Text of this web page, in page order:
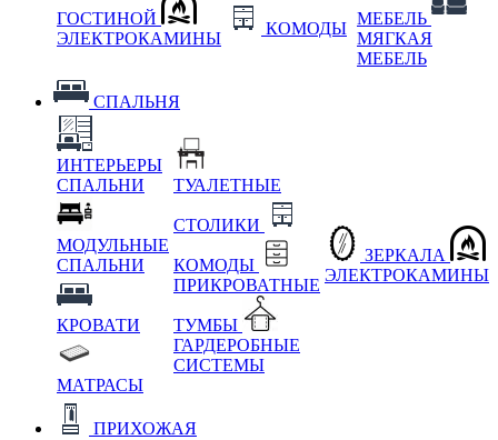
ГОСТИНОЙ
ЭЛЕКТРОКАМИНЫ
КОМОДЫ
МЕБЕЛЬ
МЯГКАЯ
МЕБЕЛЬ
СПАЛЬНЯ
ИНТЕРЬЕРЫ
СПАЛЬНИ
МОДУЛЬНЫЕ
СПАЛЬНИ
КРОВАТИ
МАТРАСЫ
ТУАЛЕТНЫЕ
СТОЛИКИ
КОМОДЫ
ПРИКРОВАТНЫЕ
ТУМБЫ
ГАРДЕРОБНЫЕ
СИСТЕМЫ
ЗЕРКАЛА
ЭЛЕКТРОКАМИНЫ
ПРИХОЖАЯ